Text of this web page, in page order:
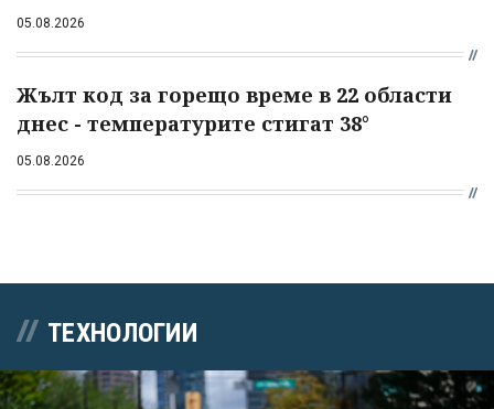
05.08.2026
Жълт код за горещо време в 22 области
днес - температурите стигат 38°
05.08.2026
ТЕХНОЛОГИИ